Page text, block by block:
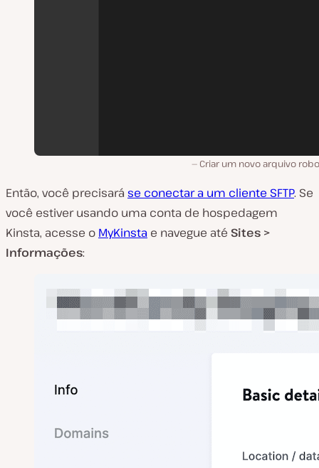
Criar um novo arquivo
Então, você precisará se conectar a um cliente SFTP. Se
você estiver usando uma conta de hospedagem
Kinsta, acesse o MyKinsta e navegue até Sites >
Informações: